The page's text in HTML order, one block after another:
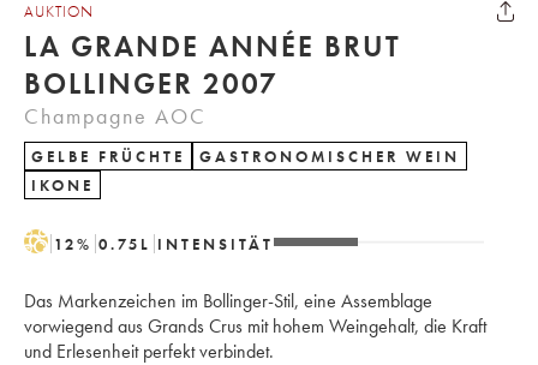
AUKTION
LA GRANDE ANNÉE BRUT
BOLLINGER 2007
Champagne AOC
GELBE FRÜCHTE
GASTRONOMISCHER WEIN
IKONE
H 12% 0.75 L INTENSITÄT
Das Markenzeichen im Bollinger-Stil, eine Assemblage
vorwiegend aus Grands Crus mit hohem Weingehalt, die Kraft
und Erlesenheit perfekt verbindet.